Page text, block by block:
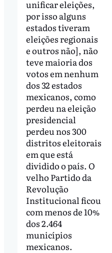
unificar eleições,
por isso alguns
estados tiveram
eleições regionais
e outros não], não
teve maioria dos
votos em nenhum
dos 32 estados
mexicanos, como
perdeu na eleição
presidencial
perdeu nos 300
distritos eleitorais
em que está
dividido o país. O
velho Partido da
Revolução
Institucional ficou
com menos de 10%
dos 2.464
municípios
mexicanos.